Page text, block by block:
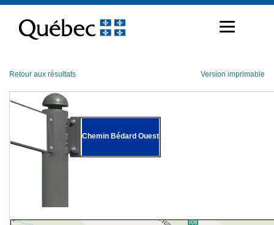
contenu
Retour aux résultats Version imprimable
Chemin Bédard Ouest